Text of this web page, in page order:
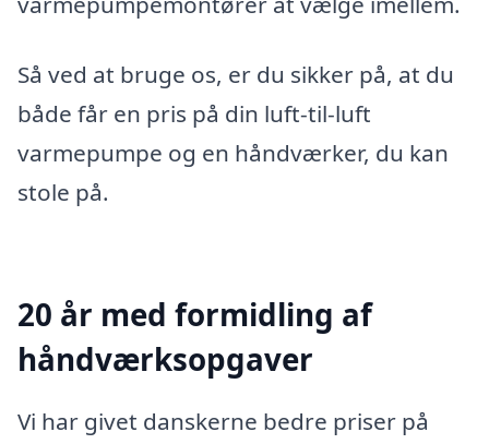
Så ved at bruge os, er du sikker på, at du
både får en pris på din luft-til-luft
varmepumpe og en håndværker, du kan
stole på.
20 år med formidling af
håndværksopgaver
Vi har givet danskerne bedre priser på